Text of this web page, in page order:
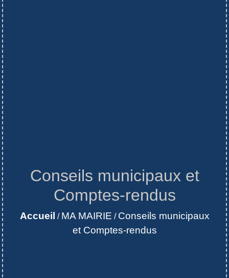
Conseils municipaux et
Comptes-rendus
Accueil / MA MAIRIE / Conseils municipaux
et Comptes-rendus